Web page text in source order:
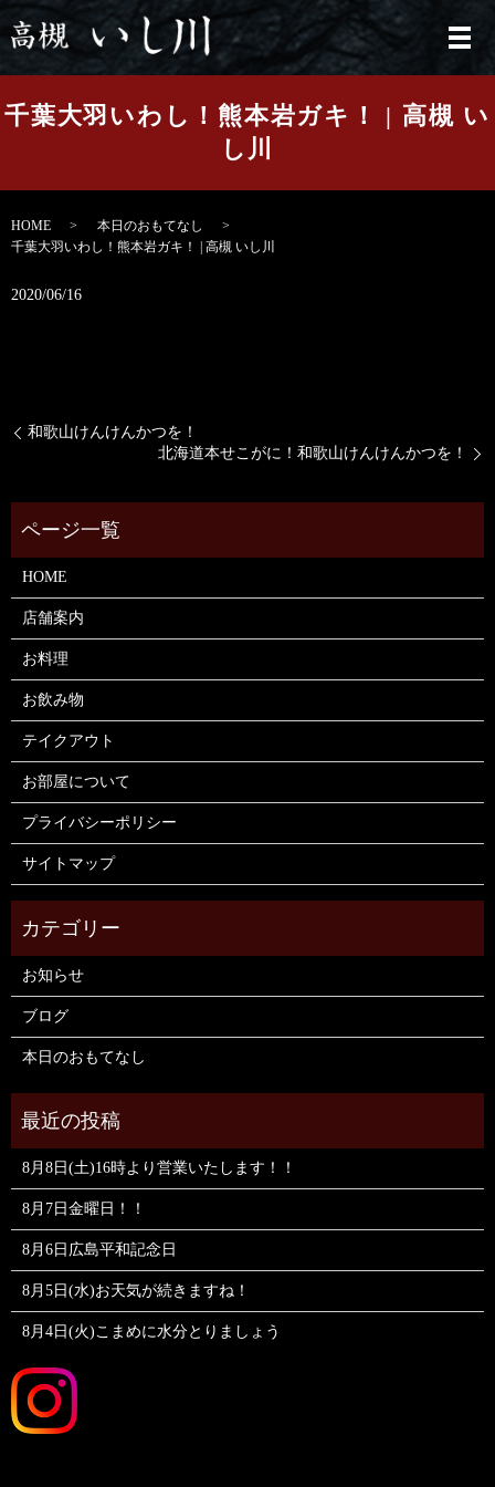
メ
千葉大羽いわし！熊本岩ガキ！ | 高槻 い
し川
HOME
本日のおもてなし
千葉大羽いわし！熊本岩ガキ！ | 高槻 いし川
2020/06/16
和歌山けんけんかつを！
北海道本せこがに！和歌山けんけんかつを！
HOME
店舗案内
お料理
お飲み物
テイクアウト
お部屋について
プライバシーポリシー
サイトマップ
お知らせ
ブログ
本日のおもてなし
8月8日(土)16時より営業いたします！！
8月7日金曜日！！
8月6日広島平和記念日
8月5日(水)お天気が続きますね！
8月4日(火)こまめに水分とりましょう